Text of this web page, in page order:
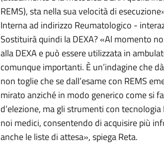
REMS), sta nella sua velocità di
Interna ad indirizzo Reumatologico -
Sostituirà quindi la DEXA? «Al momento
alla DEXA e può essere utilizzata in
comunque importanti. È un’indagine che
non toglie che se dall’esame con REMS
mirato anziché in modo generico come si
d’elezione, ma gli strumenti con
noi medici, consentendo di acquisire più
anche le liste di attesa», spiega Reta.